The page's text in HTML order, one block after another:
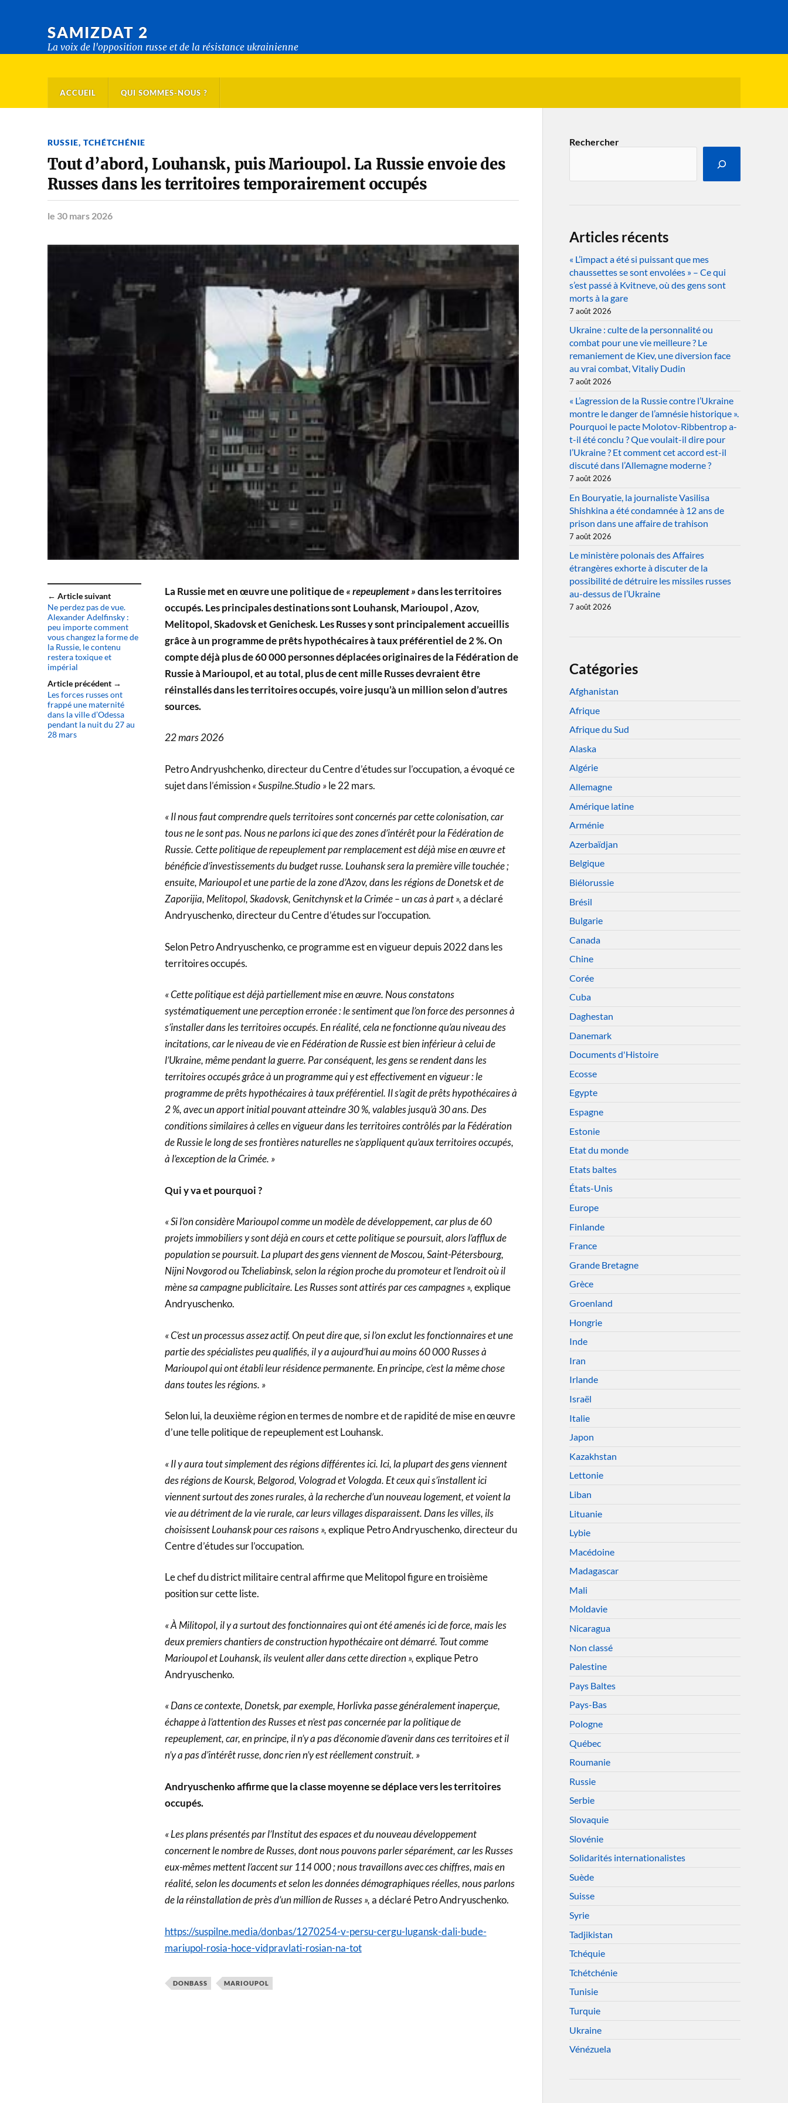
SAMIZDAT 2
La voix de l'opposition russe et de la résistance ukrainienne
ACCUEIL QUI SOMMES-NOUS ?
RUSSIE, TCHÉTCHÉNIE
Tout d’abord, Louhansk, puis Marioupol. La Russie envoie des
Russes dans les territoires temporairement occupés
le 30 mars 2026
← Article suivant
Ne perdez pas de vue.
Alexander Adelfinsky :
peu importe comment
vous changez la forme de
la Russie, le contenu
restera toxique et
impérial
Article précédent →
Les forces russes ont
frappé une maternité
dans la ville d’Odessa
pendant la nuit du 27 au
28 mars
La Russie met en œuvre une politique de« repeuplement »dans les territoires
occupés. Les principales destinations sont Louhansk, Marioupol , Azov,
Melitopol, Skadovsk et Genichesk. Les Russes y sont principalement accueillis
grâce à un programme de prêts hypothécaires à taux préférentiel de 2 %. On
compte déjà plus de 60 000 personnes déplacées originaires de la Fédération de
Russie à Marioupol, et au total, plus de cent mille Russes devraient être
réinstallés dans les territoires occupés, voire jusqu’à un million selon d’autres
sources.
22 mars 2026
Petro Andryushchenko, directeur du Centre d’études sur l’occupation, a évoqué ce
sujet dans l’émission« Suspilne.Studio »le 22 mars.
« Il nous faut comprendre quels territoires sont concernés par cette colonisation, car
tous ne le sont pas. Nous ne parlons ici que des zones d’intérêt pour la Fédération de
Russie. Cette politique de repeuplement par remplacement est déjà mise en œuvre et
bénéficie d’investissements du budget russe. Louhansk sera la première ville touchée ;
ensuite, Marioupol et une partie de la zone d’Azov, dans les régions de Donetsk et de
Zaporijia, Melitopol, Skadovsk, Genitchynsk et la Crimée – un cas à part »,a déclaré
Andryuschenko, directeur du Centre d’études sur l’occupation.
Selon Petro Andryuschenko, ce programme est en vigueur depuis 2022 dans les
territoires occupés.
« Cette politique est déjà partiellement mise en œuvre. Nous constatons
systématiquement une perception erronée : le sentiment que l’on force des personnes à
s’installer dans les territoires occupés. En réalité, cela ne fonctionne qu’au niveau des
incitations, car le niveau de vie en Fédération de Russie est bien inférieur à celui de
l’Ukraine, même pendant la guerre. Par conséquent, les gens se rendent dans les
territoires occupés grâce à un programme qui y est effectivement en vigueur : le
programme de prêts hypothécaires à taux préférentiel. Il s’agit de prêts hypothécaires à
2 %, avec un apport initial pouvant atteindre 30 %, valables jusqu’à 30 ans. Des
conditions similaires à celles en vigueur dans les territoires contrôlés par la Fédération
de Russie le long de ses frontières naturelles ne s’appliquent qu’aux territoires occupés,
à l’exception de la Crimée. »
Qui y va et pourquoi ?
« Si l’on considère Marioupol comme un modèle de développement, car plus de 60
projets immobiliers y sont déjà en cours et cette politique se poursuit, alors l’afflux de
population se poursuit. La plupart des gens viennent de Moscou, Saint-Pétersbourg,
Nijni Novgorod ou Tcheliabinsk, selon la région proche du promoteur et l’endroit où il
mène sa campagne publicitaire. Les Russes sont attirés par ces campagnes »,explique
Andryuschenko.
« C’est un processus assez actif. On peut dire que, si l’on exclut les fonctionnaires et une
partie des spécialistes peu qualifiés, il y a aujourd’hui au moins 60 000 Russes à
Marioupol qui ont établi leur résidence permanente. En principe, c’est la même chose
dans toutes les régions. »
Selon lui, la deuxième région en termes de nombre et de rapidité de mise en œuvre
d’une telle politique de repeuplement est Louhansk.
« Il y aura tout simplement des régions différentes ici. Ici, la plupart des gens viennent
des régions de Koursk, Belgorod, Volograd et Vologda. Et ceux qui s’installent ici
viennent surtout des zones rurales, à la recherche d’un nouveau logement, et voient la
vie au détriment de la vie rurale, car leurs villages disparaissent. Dans les villes, ils
choisissent Louhansk pour ces raisons »,explique Petro Andryuschenko, directeur du
Centre d’études sur l’occupation.
Le chef du district militaire central affirme que Melitopol figure en troisième
position sur cette liste.
« À Militopol, il y a surtout des fonctionnaires qui ont été amenés ici de force, mais les
deux premiers chantiers de construction hypothécaire ont démarré. Tout comme
Marioupol et Louhansk, ils veulent aller dans cette direction »,explique Petro
Andryuschenko.
« Dans ce contexte, Donetsk, par exemple, Horlivka passe généralement inaperçue,
échappe à l’attention des Russes et n’est pas concernée par la politique de
repeuplement, car, en principe, il n’y a pas d’économie d’avenir dans ces territoires et il
n’y a pas d’intérêt russe, donc rien n’y est réellement construit. »
Andryuschenko affirme que la classe moyenne se déplace vers les territoires
occupés.
« Les plans présentés par l’Institut des espaces et du nouveau développement
concernent le nombre de Russes, dont nous pouvons parler séparément, car les Russes
eux-mêmes mettent l’accent sur 114 000 ; nous travaillons avec ces chiffres, mais en
réalité, selon les documents et selon les données démographiques réelles, nous parlons
de la réinstallation de près d’un million de Russes »,a déclaré Petro Andryuschenko.
https://suspilne.media/donbas/1270254-v-persu-cergu-lugansk-dali-bude-
mariupol-rosia-hoce-vidpravlati-rosian-na-tot
DONBASS MARIOUPOL
Rechercher
Articles récents
« L’impact a été si puissant que mes
chaussettes se sont envolées » – Ce qui
s’est passé à Kvitneve, où des gens sont
morts à la gare
7 août 2026
Ukraine : culte de la personnalité ou
combat pour une vie meilleure ? Le
remaniement de Kiev, une diversion face
au vrai combat, Vitaliy Dudin
7 août 2026
« L’agression de la Russie contre l’Ukraine
montre le danger de l’amnésie historique ».
Pourquoi le pacte Molotov-Ribbentrop a-
t-il été conclu ? Que voulait-il dire pour
l’Ukraine ? Et comment cet accord est-il
discuté dans l’Allemagne moderne ?
7 août 2026
En Bouryatie, la journaliste Vasilisa
Shishkina a été condamnée à 12 ans de
prison dans une affaire de trahison
7 août 2026
Le ministère polonais des Affaires
étrangères exhorte à discuter de la
possibilité de détruire les missiles russes
au-dessus de l’Ukraine
7 août 2026
Catégories
Afghanistan
Afrique
Afrique du Sud
Alaska
Algérie
Allemagne
Amérique latine
Arménie
Azerbaïdjan
Belgique
Biélorussie
Brésil
Bulgarie
Canada
Chine
Corée
Cuba
Daghestan
Danemark
Documents d'Histoire
Ecosse
Egypte
Espagne
Estonie
Etat du monde
Etats baltes
États-Unis
Europe
Finlande
France
Grande Bretagne
Grèce
Groenland
Hongrie
Inde
Iran
Irlande
Israël
Italie
Japon
Kazakhstan
Lettonie
Liban
Lituanie
Lybie
Macédoine
Madagascar
Mali
Moldavie
Nicaragua
Non classé
Palestine
Pays Baltes
Pays-Bas
Pologne
Québec
Roumanie
Russie
Serbie
Slovaquie
Slovénie
Solidarités internationalistes
Suède
Suisse
Syrie
Tadjikistan
Tchéquie
Tchétchénie
Tunisie
Turquie
Ukraine
Vénézuela